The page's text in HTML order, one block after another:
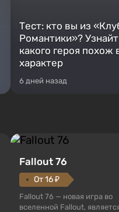
Тест: кто вы из
Романтики»?
какого героя похож
характер
6 дней назад
Fallout 76
От 16 ₽
Fallout 76 — новая игра во
вселенной Fallout,